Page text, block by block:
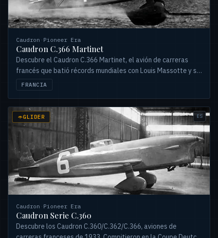
Caudron Pioneer Era
Caudron C.366 Martinet
Descubre el Caudron C.366 Martinet, el avión de carreras
francés que batió récords mundiales con Louis Massotte y su
audaz rediseño.
FRANCIA
GLIDER ES
Caudron Pioneer Era
Caudron Serie C.360
Descubre los Caudron C.360/C.362/C.366, aviones de